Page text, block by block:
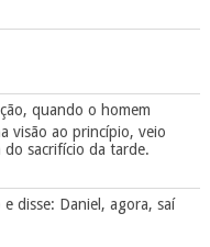
quando o homem
visão ao princípio, veio
sacrifício da tarde.
disse: Daniel, agora, saí